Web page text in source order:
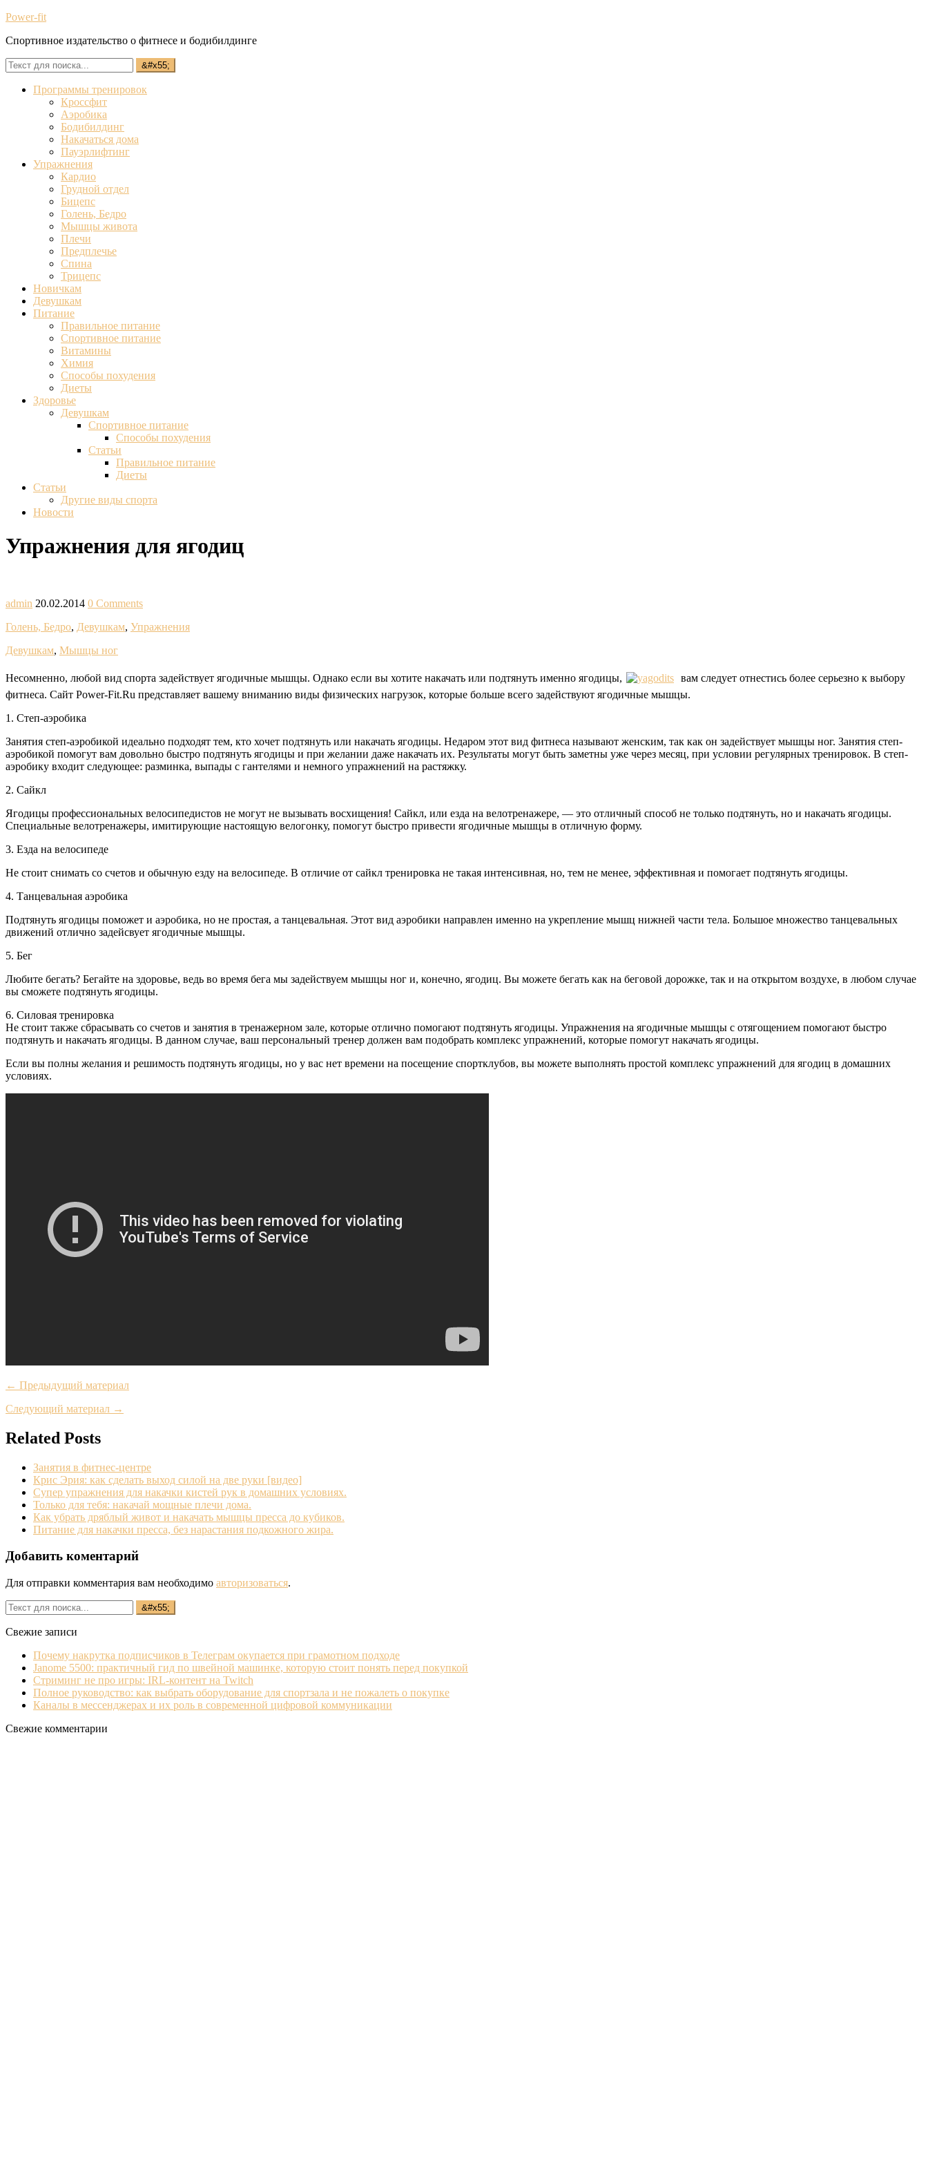
Power-fit
Спортивное издательство о фитнесе и бодибилдинге
Программы тренировок
Кроссфит
Аэробика
Бодибилдинг
Накачаться дома
Пауэрлифтинг
Упражнения
Кардио
Грудной отдел
Бицепс
Голень, Бедро
Мышцы живота
Плечи
Предплечье
Спина
Трицепс
Новичкам
Девушкам
Питание
Правильное питание
Спортивное питание
Витамины
Химия
Способы похудения
Диеты
Здоровье
Девушкам
Спортивное питание
Способы похудения
Статьи
Правильное питание
Диеты
Статьи
Другие виды спорта
Новости
Упражнения для ягодиц
admin 20.02.2014 0 Comments
Голень, Бедро, Девушкам, Упражнения
Девушкам, Мышцы ног
Несомненно, любой вид спорта задействует ягодичные мышцы. Однако если вы хотите накачать или подтянуть именно ягодицы,
вам следует отнестись более серьезно к выбору
фитнеса. Сайт Power-Fit.Ru представляет вашему вниманию виды физических нагрузок, которые больше всего задействуют ягодичные мышцы.
1. Степ-аэробика
Занятия степ-аэробикой идеально подходят тем, кто хочет подтянуть или накачать ягодицы. Недаром этот вид фитнеса называют женским, так как он задействует мышцы ног. Занятия степ-
аэробикой помогут вам довольно быстро подтянуть ягодицы и при желании даже накачать их. Результаты могут быть заметны уже через месяц, при условии регулярных тренировок. В степ-
аэробику входит следующее: разминка, выпады с гантелями и немного упражнений на растяжку.
2. Сайкл
Ягодицы профессиональных велосипедистов не могут не вызывать восхищения! Сайкл, или езда на велотренажере, — это отличный способ не только подтянуть, но и накачать ягодицы.
Специальные велотренажеры, имитирующие настоящую велогонку, помогут быстро привести ягодичные мышцы в отличную форму.
3. Езда на велосипеде
Не стоит снимать со счетов и обычную езду на велосипеде. В отличие от сайкл тренировка не такая интенсивная, но, тем не менее, эффективная и помогает подтянуть ягодицы.
4. Танцевальная аэробика
Подтянуть ягодицы поможет и аэробика, но не простая, а танцевальная. Этот вид аэробики направлен именно на укрепление мышц нижней части тела. Большое множество танцевальных
движений отлично задейсвует ягодичные мышцы.
5. Бег
Любите бегать? Бегайте на здоровье, ведь во время бега мы задействуем мышцы ног и, конечно, ягодиц. Вы можете бегать как на беговой дорожке, так и на открытом воздухе, в любом случае
вы сможете подтянуть ягодицы.
6. Силовая тренировка
Не стоит также сбрасывать со счетов и занятия в тренажерном зале, которые отлично помогают подтянуть ягодицы. Упражнения на ягодичные мышцы с отягощением помогают быстро
подтянуть и накачать ягодицы. В данном случае, ваш персональный тренер должен вам подобрать комплекс упражнений, которые помогут накачать ягодицы.
Если вы полны желания и решимость подтянуть ягодицы, но у вас нет времени на посещение спортклубов, вы можете выполнять простой комплекс упражнений для ягодиц в домашних
условиях.
← Предыдущий материал
Следующий материал →
Related Posts
Занятия в фитнес-центре
Крис Эрия: как сделать выход силой на две руки [видео]
Супер упражнения для накачки кистей рук в домашних условиях.
Только для тебя: накачай мощные плечи дома.
Как убрать дряблый живот и накачать мышцы пресса до кубиков.
Питание для накачки пресса, без нарастания подкожного жира.
Добавить коментарий
Для отправки комментария вам необходимо авторизоваться.
Свежие записи
Почему накрутка подписчиков в Телеграм окупается при грамотном подходе
Janome 5500: практичный гид по швейной машинке, которую стоит понять перед покупкой
Стриминг не про игры: IRL‐контент на Twitch
Полное руководство: как выбрать оборудование для спортзала и не пожалеть о покупке
Каналы в мессенджерах и их роль в современной цифровой коммуникации
Свежие комментарии